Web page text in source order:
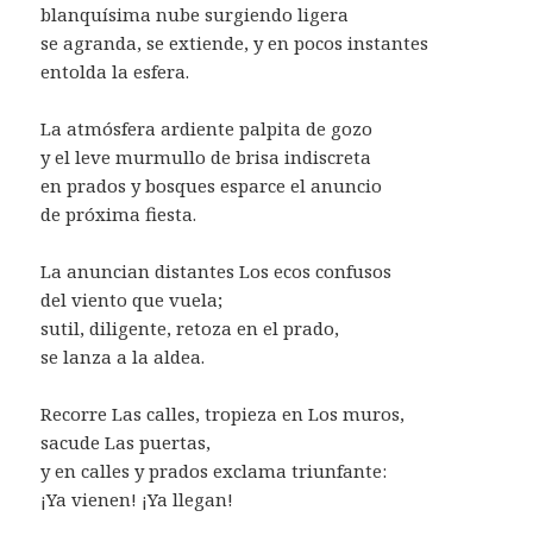
blanquísima nube surgiendo ligera
se agranda, se extiende, y en pocos instantes
entolda la esfera.
La atmósfera ardiente palpita de gozo
y el leve murmullo de brisa indiscreta
en prados y bosques esparce el anuncio
de próxima fiesta.
La anuncian distantes Los ecos confusos
del viento que vuela;
sutil, diligente, retoza en el prado,
se lanza a la aldea.
Recorre Las calles, tropieza en Los muros,
sacude Las puertas,
y en calles y prados exclama triunfante:
¡Ya vienen! ¡Ya llegan!